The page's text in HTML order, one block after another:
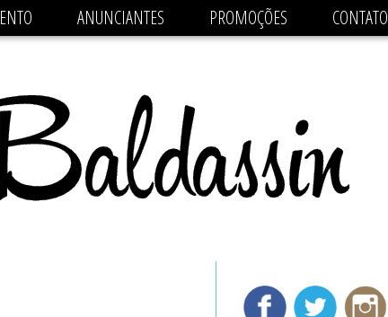
pagead/js/adsbygoogle.js'/>
ANUNCIANTES PROMOÇÕES CONTATO